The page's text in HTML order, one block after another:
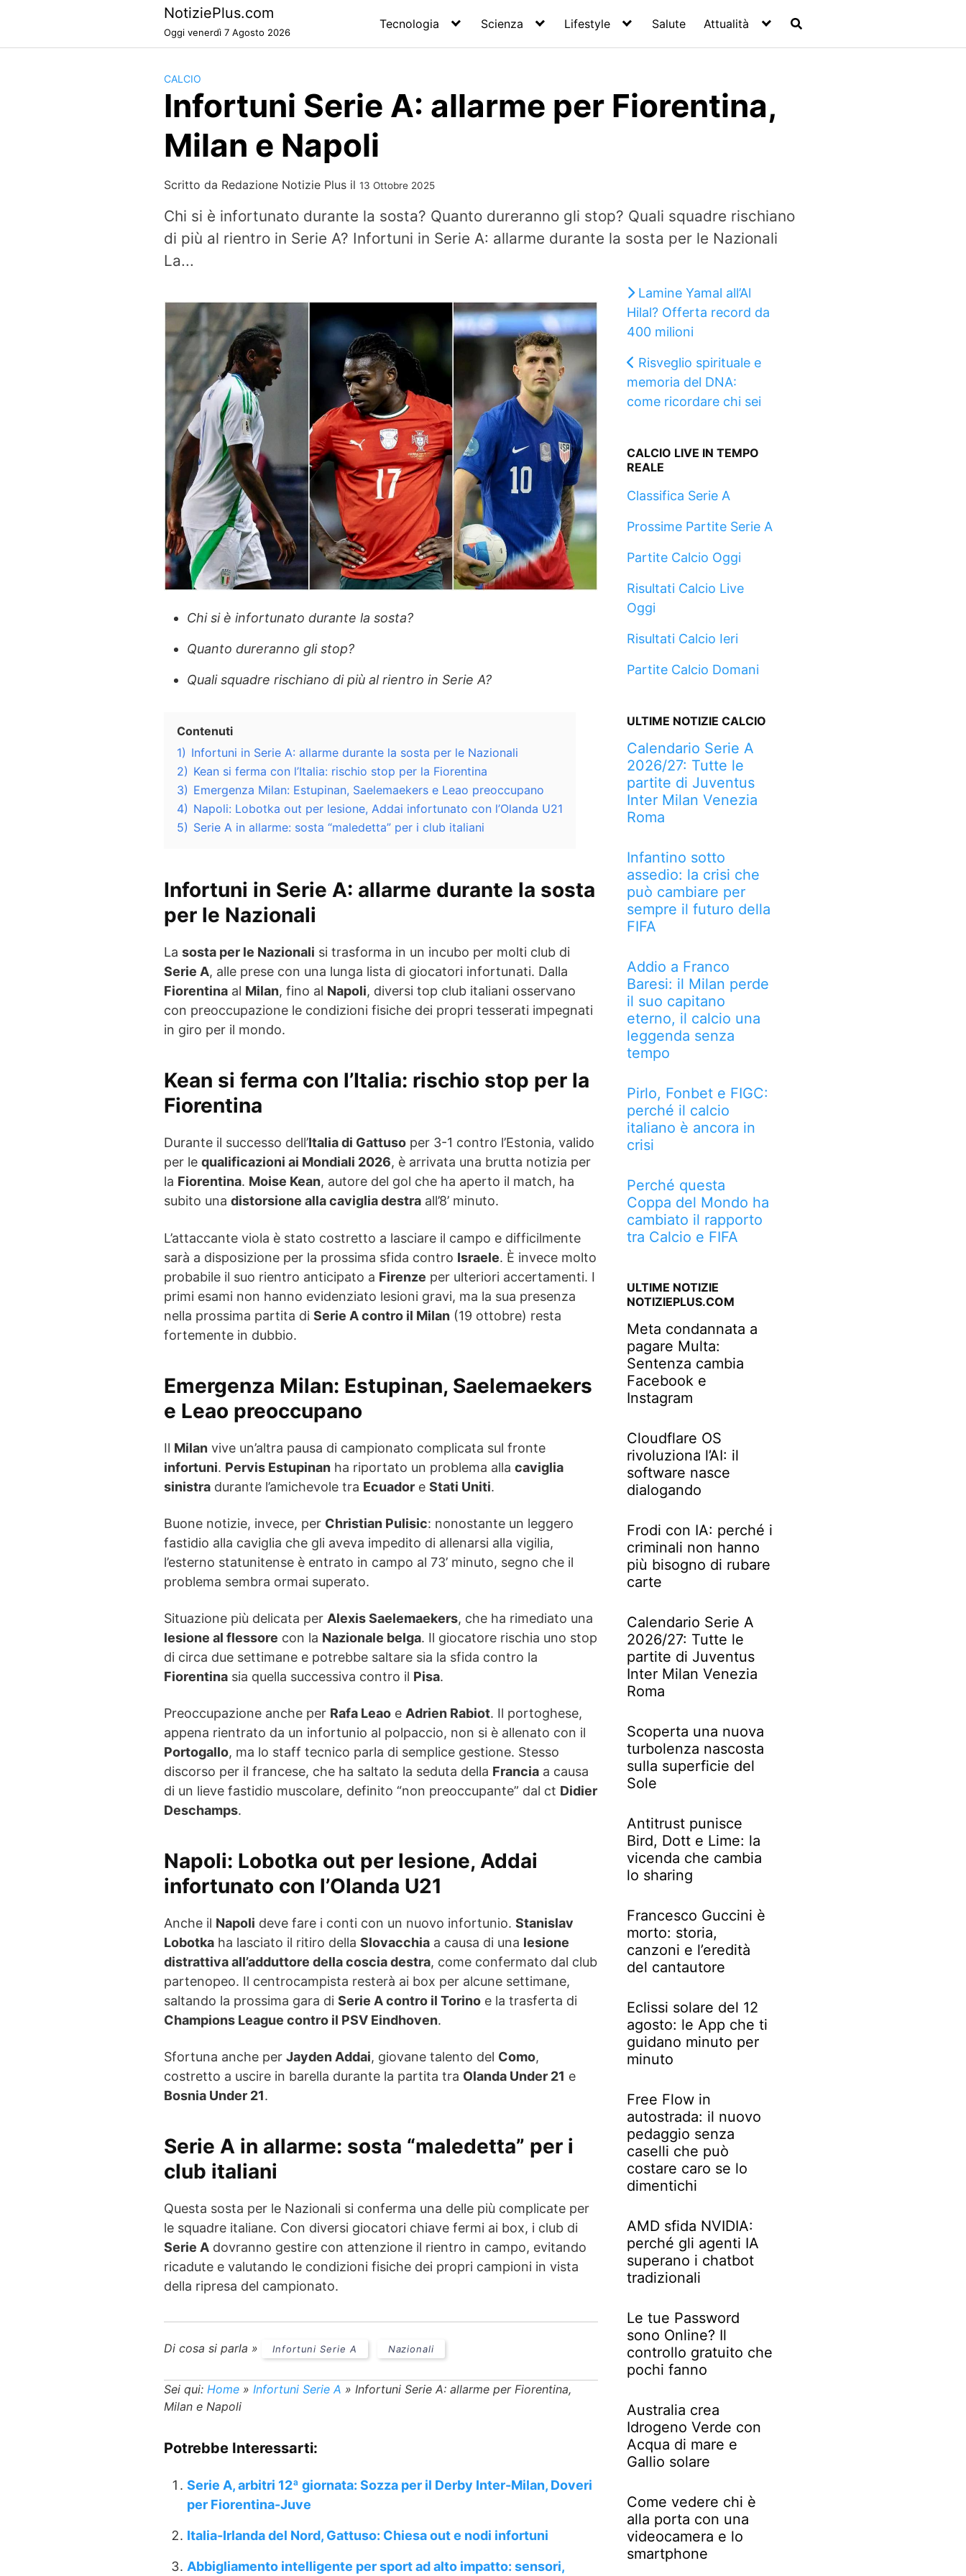
NotiziePlus.com
Oggi venerdì 7 Agosto 2026
Tecnologia Scienza Lifestyle Salute Attualità
CALCIO
Infortuni Serie A: allarme per Fiorentina,
Milan e Napoli
Scritto da Redazione Notizie Plus il 13 Ottobre 2025
Chi si è infortunato durante la sosta? Quanto dureranno gli stop? Quali squadre rischiano
di più al rientro in Serie A? Infortuni in Serie A: allarme durante la sosta per le Nazionali
La...
Chi si è infortunato durante la sosta?
Quanto dureranno gli stop?
Quali squadre rischiano di più al rientro in Serie A?
Contenuti
1) Infortuni in Serie A: allarme durante la sosta per le Nazionali
2) Kean si ferma con l’Italia: rischio stop per la Fiorentina
3) Emergenza Milan: Estupinan, Saelemaekers e Leao preoccupano
4) Napoli: Lobotka out per lesione, Addai infortunato con l’Olanda U21
5) Serie A in allarme: sosta “maledetta” per i club italiani
Infortuni in Serie A: allarme durante la sosta
per le Nazionali
La sosta per le Nazionali si trasforma in un incubo per molti club di
Serie A, alle prese con una lunga lista di giocatori infortunati. Dalla
Fiorentina al Milan, fino al Napoli, diversi top club italiani osservano
con preoccupazione le condizioni fisiche dei propri tesserati impegnati
in giro per il mondo.
Kean si ferma con l’Italia: rischio stop per la
Fiorentina
Durante il successo dell’Italia di Gattuso per 3-1 contro l’Estonia, valido
per le qualificazioni ai Mondiali 2026, è arrivata una brutta notizia per
la Fiorentina. Moise Kean, autore del gol che ha aperto il match, ha
subito una distorsione alla caviglia destra all’8’ minuto.
L’attaccante viola è stato costretto a lasciare il campo e difficilmente
sarà a disposizione per la prossima sfida contro Israele. È invece molto
probabile il suo rientro anticipato a Firenze per ulteriori accertamenti. I
primi esami non hanno evidenziato lesioni gravi, ma la sua presenza
nella prossima partita di Serie A contro il Milan (19 ottobre) resta
fortemente in dubbio.
Emergenza Milan: Estupinan, Saelemaekers
e Leao preoccupano
Il Milan vive un’altra pausa di campionato complicata sul fronte
infortuni. Pervis Estupinan ha riportato un problema alla caviglia
sinistra durante l’amichevole tra Ecuador e Stati Uniti.
Buone notizie, invece, per Christian Pulisic: nonostante un leggero
fastidio alla caviglia che gli aveva impedito di allenarsi alla vigilia,
l’esterno statunitense è entrato in campo al 73’ minuto, segno che il
problema sembra ormai superato.
Situazione più delicata per Alexis Saelemaekers, che ha rimediato una
lesione al flessore con la Nazionale belga. Il giocatore rischia uno stop
di circa due settimane e potrebbe saltare sia la sfida contro la
Fiorentina sia quella successiva contro il Pisa.
Preoccupazione anche per Rafa Leao e Adrien Rabiot. Il portoghese,
appena rientrato da un infortunio al polpaccio, non si è allenato con il
Portogallo, ma lo staff tecnico parla di semplice gestione. Stesso
discorso per il francese, che ha saltato la seduta della Francia a causa
di un lieve fastidio muscolare, definito “non preoccupante” dal ct Didier
Deschamps.
Napoli: Lobotka out per lesione, Addai
infortunato con l’Olanda U21
Anche il Napoli deve fare i conti con un nuovo infortunio. Stanislav
Lobotka ha lasciato il ritiro della Slovacchia a causa di una lesione
distrattiva all’adduttore della coscia destra, come confermato dal club
partenopeo. Il centrocampista resterà ai box per alcune settimane,
saltando la prossima gara di Serie A contro il Torino e la trasferta di
Champions League contro il PSV Eindhoven.
Sfortuna anche per Jayden Addai, giovane talento del Como,
costretto a uscire in barella durante la partita tra Olanda Under 21 e
Bosnia Under 21.
Serie A in allarme: sosta “maledetta” per i
club italiani
Questa sosta per le Nazionali si conferma una delle più complicate per
le squadre italiane. Con diversi giocatori chiave fermi ai box, i club di
Serie A dovranno gestire con attenzione il rientro in campo, evitando
ricadute e valutando le condizioni fisiche dei propri campioni in vista
della ripresa del campionato.
Di cosa si parla » Infortuni Serie A Nazionali
Sei qui: Home » Infortuni Serie A » Infortuni Serie A: allarme per Fiorentina,
Milan e Napoli
Potrebbe Interessarti:
Serie A, arbitri 12ª giornata: Sozza per il Derby Inter-Milan, Doveri
per Fiorentina-Juve
Italia-Irlanda del Nord, Gattuso: Chiesa out e nodi infortuni
Abbigliamento intelligente per sport ad alto impatto: sensori,
Lamine Yamal all’Al
Hilal? Offerta record da
400 milioni
Risveglio spirituale e
memoria del DNA:
come ricordare chi sei
CALCIO LIVE IN TEMPO
REALE
Classifica Serie A
Prossime Partite Serie A
Partite Calcio Oggi
Risultati Calcio Live
Oggi
Risultati Calcio Ieri
Partite Calcio Domani
ULTIME NOTIZIE CALCIO
Calendario Serie A
2026/27: Tutte le
partite di Juventus
Inter Milan Venezia
Roma
Infantino sotto
assedio: la crisi che
può cambiare per
sempre il futuro della
FIFA
Addio a Franco
Baresi: il Milan perde
il suo capitano
eterno, il calcio una
leggenda senza
tempo
Pirlo, Fonbet e FIGC:
perché il calcio
italiano è ancora in
crisi
Perché questa
Coppa del Mondo ha
cambiato il rapporto
tra Calcio e FIFA
ULTIME NOTIZIE
NOTIZIEPLUS.COM
Meta condannata a
pagare Multa:
Sentenza cambia
Facebook e
Instagram
Cloudflare OS
rivoluziona l’AI: il
software nasce
dialogando
Frodi con IA: perché i
criminali non hanno
più bisogno di rubare
carte
Calendario Serie A
2026/27: Tutte le
partite di Juventus
Inter Milan Venezia
Roma
Scoperta una nuova
turbolenza nascosta
sulla superficie del
Sole
Antitrust punisce
Bird, Dott e Lime: la
vicenda che cambia
lo sharing
Francesco Guccini è
morto: storia,
canzoni e l’eredità
del cantautore
Eclissi solare del 12
agosto: le App che ti
guidano minuto per
minuto
Free Flow in
autostrada: il nuovo
pedaggio senza
caselli che può
costare caro se lo
dimentichi
AMD sfida NVIDIA:
perché gli agenti IA
superano i chatbot
tradizionali
Le tue Password
sono Online? Il
controllo gratuito che
pochi fanno
Australia crea
Idrogeno Verde con
Acqua di mare e
Gallio solare
Come vedere chi è
alla porta con una
videocamera e lo
smartphone